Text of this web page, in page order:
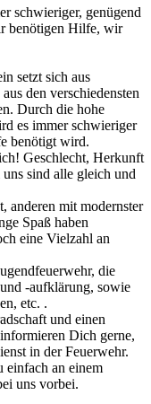
schwieriger, genügend
benötigen Hilfe, wir
setzt sich aus
den verschiedensten
Durch die hohe
es immer schwieriger
benötigt wird.
Geschlecht, Herkunft
sind alle gleich und
anderen mit modernster
Spaß haben
eine Vielzahl an
die
-aufklärung, sowie
etc. .
und einen
Dich gerne,
in der Feuerwehr.
einfach an einem
uns vorbei.